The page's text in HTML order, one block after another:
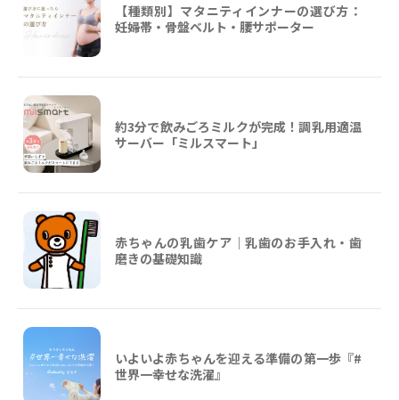
【種類別】マタニティインナーの選び方：
妊婦帯・骨盤ベルト・腰サポーター
約3分で飲みごろミルクが完成！調乳用適温
サーバー「ミルスマート」
赤ちゃんの乳歯ケア｜乳歯のお手入れ・歯
磨きの基礎知識
いよいよ赤ちゃんを迎える準備の第一歩『#
世界一幸せな洗濯』